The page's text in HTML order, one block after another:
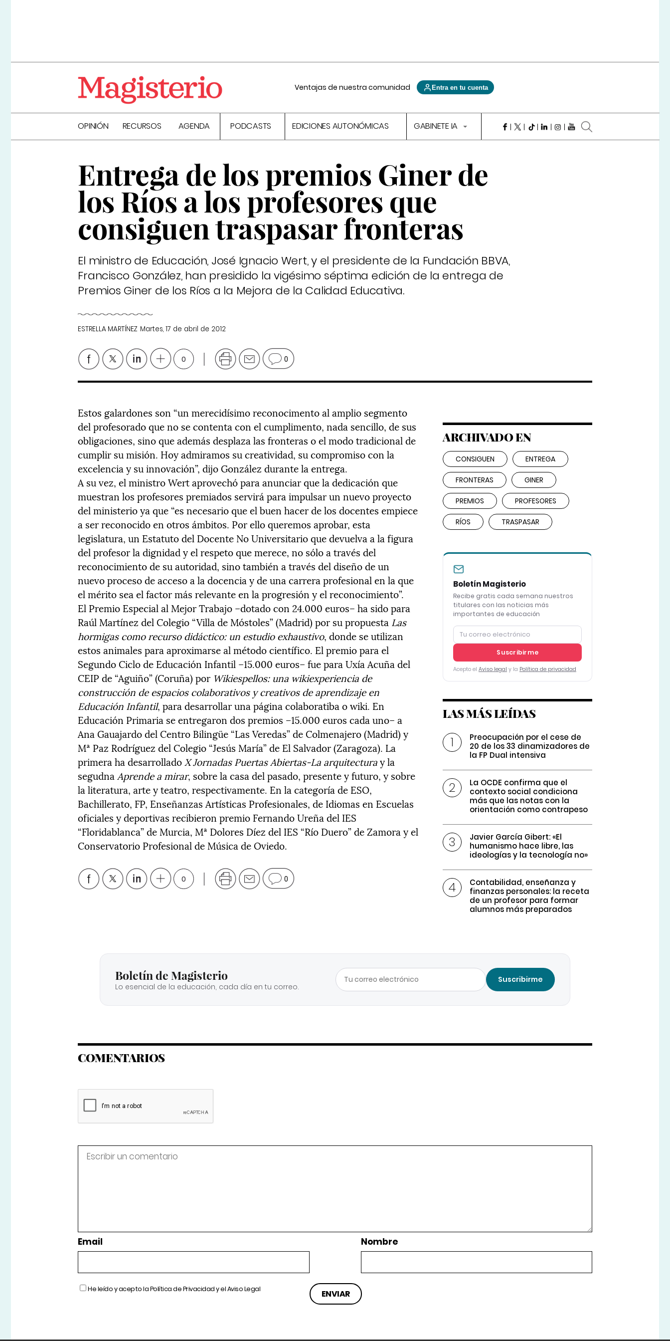
Ventajas de nuestra comunidad Entra en tu cuenta
OPINIÓN RECURSOS AGENDA PODCASTS EDICIONES AUTONÓMICAS GABINETE IA
Entrega de los premios Giner de
los Ríos a los profesores que
consiguen traspasar fronteras
El ministro de Educación, José Ignacio Wert, y el presidente de la Fundación BBVA,
Francisco González, han presidido la vigésimo séptima edición de la entrega de
Premios Giner de los Ríos a la Mejora de la Calidad Educativa.
ESTRELLA MARTÍNEZ Martes, 17 de abril de 2012
0 0
Estos galardones son “un merecidísimo reconocimento al amplio segmento
del profesorado que no se contenta con el cumplimento, nada sencillo, de sus
obligaciones, sino que además desplaza las fronteras o el modo tradicional de
cumplir su misión. Hoy admiramos su creatividad, su compromiso con la
excelencia y su innovación”, dijo González durante la entrega.
A su vez, el ministro Wert aprovechó para anunciar que la dedicación que
muestran los profesores premiados servirá para impulsar un nuevo proyecto
del ministerio ya que “es necesario que el buen hacer de los docentes empiece
a ser reconocido en otros ámbitos. Por ello queremos aprobar, esta
legislatura, un Estatuto del Docente No Universitario que devuelva a la figura
del profesor la dignidad y el respeto que merece, no sólo a través del
reconocimiento de su autoridad, sino también a través del diseño de un
nuevo proceso de acceso a la docencia y de una carrera profesional en la que
el mérito sea el factor más relevante en la progresión y el reconocimiento”.
El Premio Especial al Mejor Trabajo –dotado con 24.000 euros– ha sido para
Raúl Martínez del Colegio “Villa de Móstoles” (Madrid) por su propuesta Las
hormigas como recurso didáctico: un estudio exhaustivo, donde se utilizan
estos animales para aproximarse al método científico. El premio para el
Segundo Ciclo de Educación Infantil –15.000 euros– fue para Uxía Acuña del
CEIP de “Aguiño” (Coruña) por Wikiespellos: una wikiexperiencia de
construcción de espacios colaborativos y creativos de aprendizaje en
Educación Infantil, para desarrollar una página colaboratiba o wiki. En
Educación Primaria se entregaron dos premios –15.000 euros cada uno– a
Ana Gauajardo del Centro Bilingüe “Las Veredas” de Colmenajero (Madrid) y
Mª Paz Rodríguez del Colegio “Jesús María” de El Salvador (Zaragoza). La
primera ha desarrolladoX Jornadas Puertas Abiertas-La arquitecturay la
segudnaAprende a mirar, sobre la casa del pasado, presente y futuro, y sobre
la literatura, arte y teatro, respectivamente. En la categoría de ESO,
Bachillerato, FP, Enseñanzas Artísticas Profesionales, de Idiomas en Escuelas
oficiales y deportivas recibieron premio Fernando Ureña del IES
“Floridablanca” de Murcia, Mª Dolores Díez del IES “Río Duero” de Zamora y el
Conservatorio Profesional de Música de Oviedo.
0 0
ARCHIVADO EN
CONSIGUEN ENTREGA
FRONTERAS GINER
PREMIOS PROFESORES
RÍOS TRASPASAR
Boletín Magisterio
Recibe gratis cada semana nuestros
titulares con las noticias más
importantes de educación
Suscribirme
Acepto el Aviso legal y la Política de privacidad
LAS MÁS LEÍDAS
Preocupación por el cese de
20 de los 33 dinamizadores de
la FP Dual intensiva
La OCDE confirma que el
contexto social condiciona
más que las notas con la
orientación como contrapeso
Javier García Gibert: «El
humanismo hace libre, las
ideologías y la tecnología no»
Contabilidad, enseñanza y
finanzas personales: la receta
de un profesor para formar
alumnos más preparados
Boletín de Magisterio
Lo esencial de la educación, cada día en tu correo.
Suscribirme
COMENTARIOS
Email Nombre
He leído y acepto laPolítica de Privacidady elAviso Legal